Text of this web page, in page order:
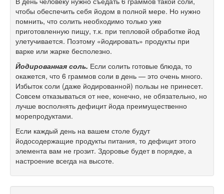
чтобы обеспечить себя йодом в полной мере. Но нужно
помнить, что солить необходимо только уже
приготовленную пищу, т.к. при тепловой обработке йод
улетучивается. Поэтому «йодировать» продукты при
варке или жарке бесполезно.
Йодированная соль. Если солить готовые блюда, то
окажется, что 6 граммов соли в день — это очень много.
Избыток соли (даже йодированной) пользы не принесет.
Совсем отказываться от нее, конечно, не обязательно, но
лучше восполнять дефицит йода преимущественно
морепродуктами.
Если каждый день на вашем столе будут
йодосодержащие продукты питания, то дефицит этого
элемента вам не грозит. Здоровье будет в порядке, а
настроение всегда на высоте.